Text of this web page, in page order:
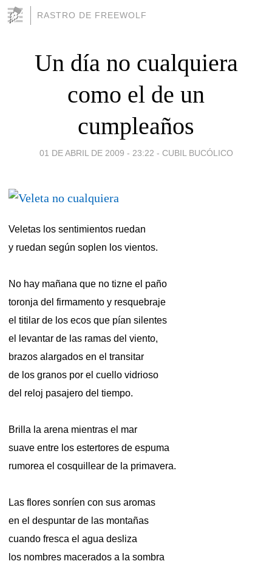
RASTRO DE FREEWOLF
Un día no cualquiera
como el de un
cumpleaños
01 DE ABRIL DE 2009 - 23:22 - CUBIL BUCÓLICO
Veletas los sentimientos ruedan
y ruedan según soplen los vientos.
No hay mañana que no tizne el paño
toronja del firmamento y resquebraje
el titilar de los ecos que pían silentes
el levantar de las ramas del viento,
brazos alargados en el transitar
de los granos por el cuello vidrioso
del reloj pasajero del tiempo.
Brilla la arena mientras el mar
suave entre los estertores de espuma
rumorea el cosquillear de la primavera.
Las flores sonríen con sus aromas
en el despuntar de las montañas
cuando fresca el agua desliza
los nombres macerados a la sombra